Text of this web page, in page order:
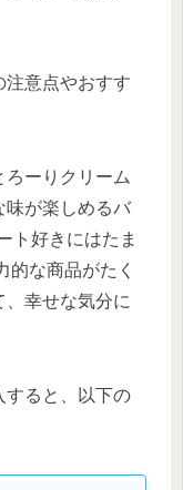
注意点やおすす
ーりクリーム
味が楽しめるバ
ト好きにはたま
的な商品がたく
、幸せな気分に
すると、以下の